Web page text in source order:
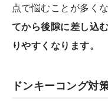
点で悩むことが多く
てから後隙に差し込
りやすくなります。
ドンキーコング対